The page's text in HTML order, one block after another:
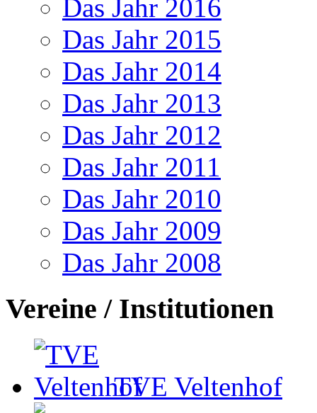
Das Jahr 2016
Das Jahr 2015
Das Jahr 2014
Das Jahr 2013
Das Jahr 2012
Das Jahr 2011
Das Jahr 2010
Das Jahr 2009
Das Jahr 2008
Vereine / Institutionen
TVE Veltenhof